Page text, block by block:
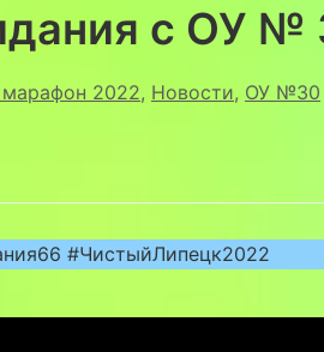
с ОУ №
2022, Новости, ОУ №30
#ЧистыйЛипецк2022